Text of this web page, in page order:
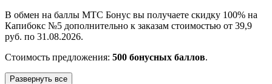
В обмен на баллы МТС Бонус вы получаете скидку 100% на
Капибокс №5 дополнительно к заказам стоимостью от 39,9
руб. по 31.08.2026.
Стоимость предложения: 500 бонусных баллов.
Развернуть все